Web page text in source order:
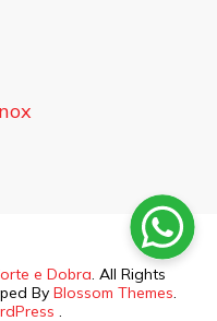
e Dobra. All Rights
By Blossom Themes.
.